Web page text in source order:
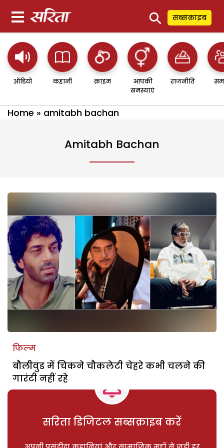
⚲ सब्सक्राइब
ऑडियो कहानी क्राइम
आपकी
समस्याएं
राजनीति
Home » amitabh bachan
Amitabh Bachan
फिल्म
बौलीवुड में चिकने चौकलेटी चेहरे कभी चलने की
गारंटी नहीं रहे
सरिता डिजिटल सब्सक्राइब करें